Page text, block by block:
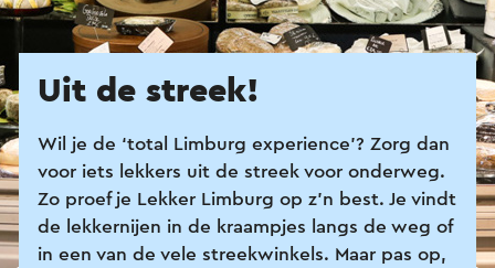
Uit de streek!
Wil je de ‘total Limburg experience’? Zorg dan
voor iets lekkers uit de streek voor onderweg.
Zo proef je Lekker Limburg op z’n best. Je vindt
de lekkernijen in de kraampjes langs de weg of
in een van de vele streekwinkels. Maar pas op,